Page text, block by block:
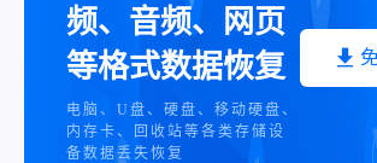
频、音频、网页
等格式数据恢复
电脑、U盘、硬盘、移动硬盘、
内存卡、回收站等各类存储设
备数据丢失恢复